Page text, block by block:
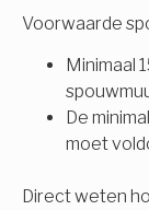
Voorwaarde
Minimaal
De
moet
Direct weten
Vorige
Achternaam